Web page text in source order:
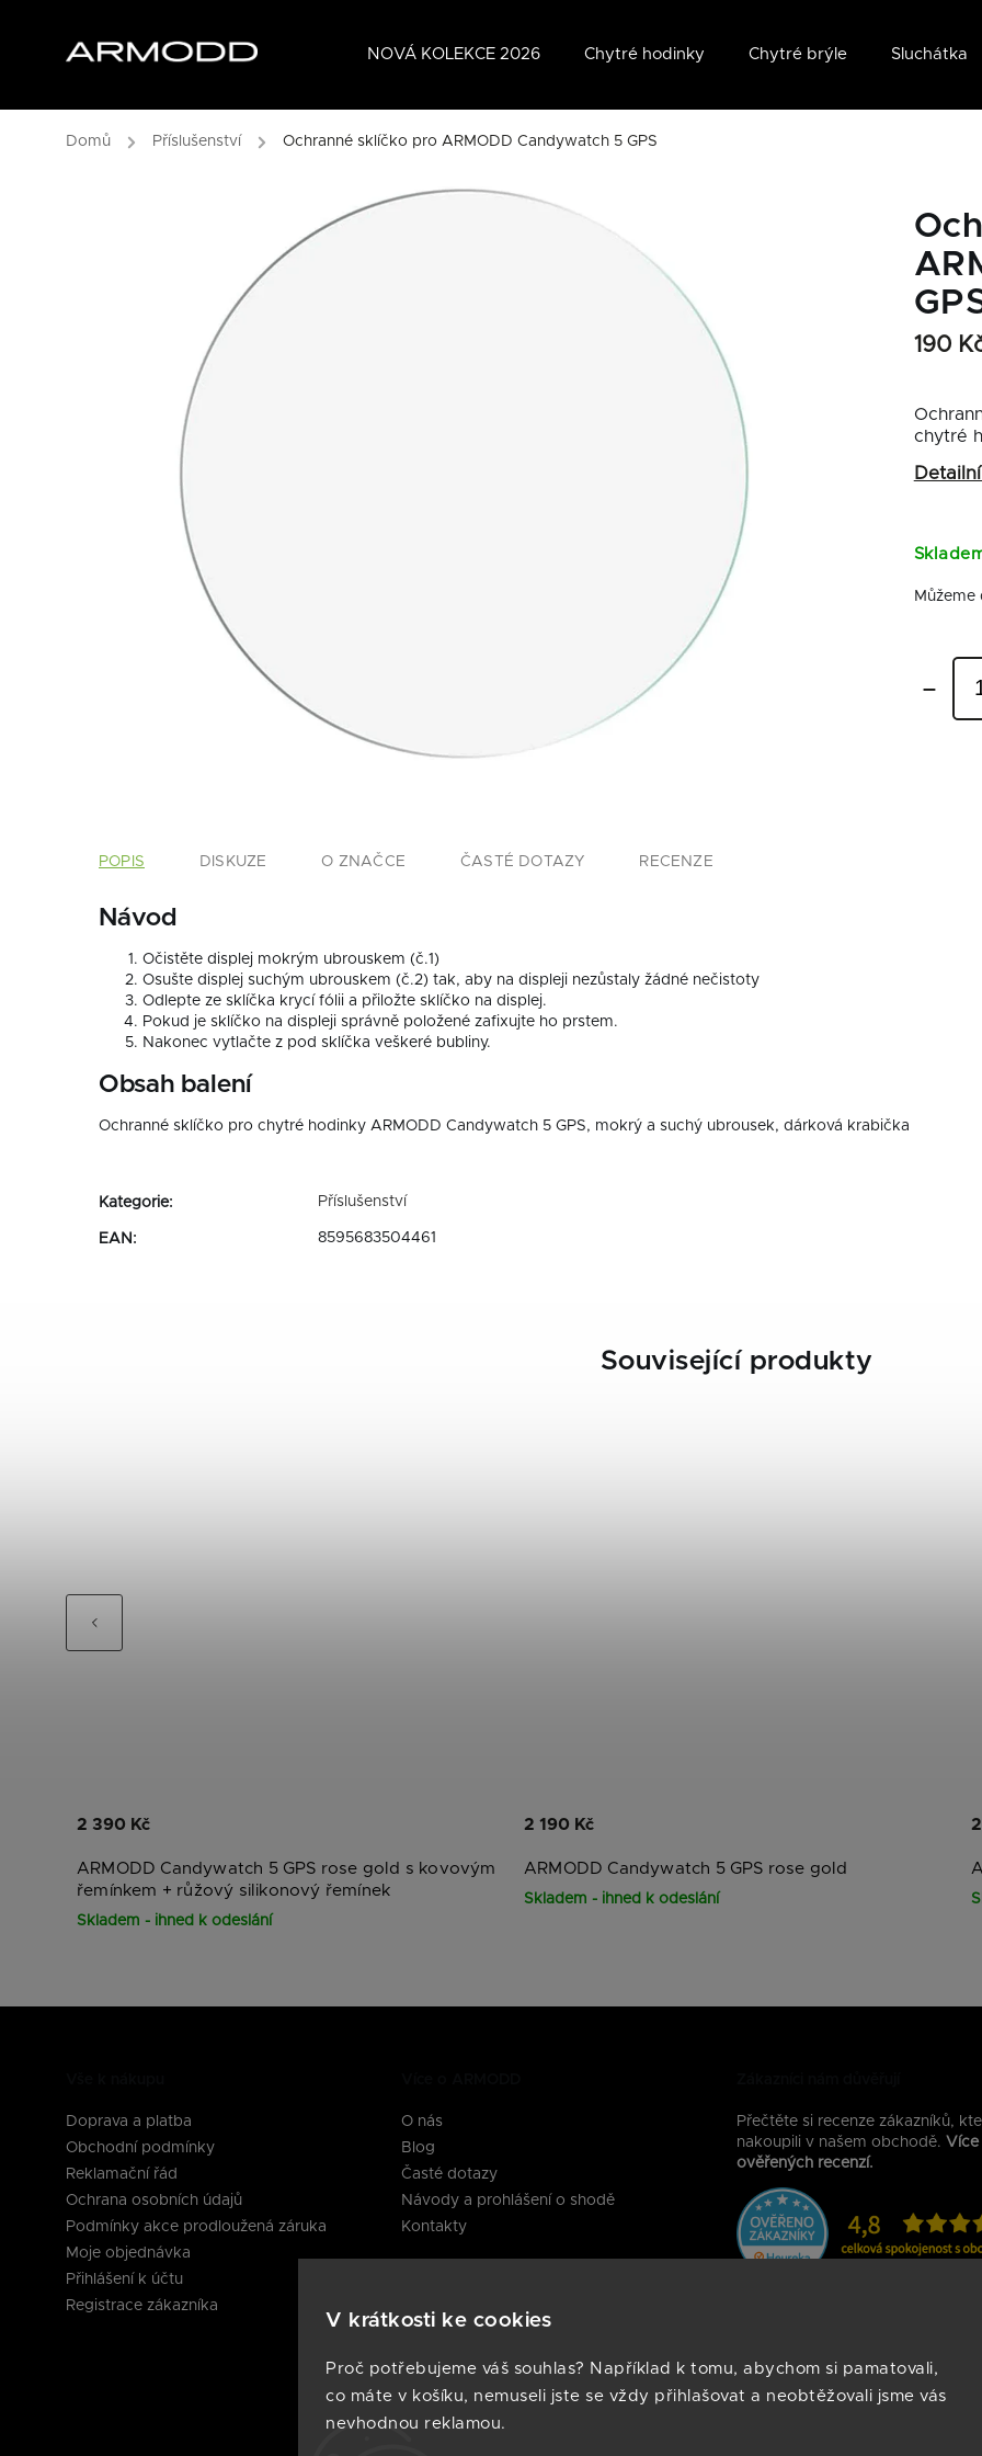
V krátkosti ke cookies
Proč potřebujeme váš souhlas? Například k tomu, abychom si pamatovali,
co máte v košíku, nemuseli jste se vždy přihlašovat a neobtěžovali jsme vás
nevhodnou reklamou.
NOVÁ KOLEKCE 2026 Chytré hodinky Chytré brýle Sluchátka
Domů / Příslušenství / Ochranné sklíčko pro ARMODD Candywatch 5 GPS
190
chytré
Můžeme
POPIS DISKUZE O ZNAČCE ČASTÉ DOTAZY RECENZE
Návod
Očistěte displej mokrým ubrouskem (č.1)
Osušte displej suchým ubrouskem (č.2) tak, aby na displeji nezůstaly žádné nečistoty
Odlepte ze sklíčka krycí fólii a přiložte sklíčko na displej.
Pokud je sklíčko na displeji správně položené zafixujte ho prstem.
Nakonec vytlačte z pod sklíčka veškeré bubliny.
Obsah balení
Ochranné sklíčko pro chytré hodinky ARMODD Candywatch 5 GPS, mokrý a suchý ubrousek, dárková krabička
Kategorie: Příslušenství
EAN : 8595683504461
Související produkty
Previous
ARMODD Candywatch 5 GPS rose gold s kovovým
řemínkem + růžový silikonový řemínek
Skladem - ihned k odeslání
2 390 Kč
ARMODD Candywatch 5 GPS rose gold
Skladem - ihned k odeslání
2 190 Kč
Doprava a platba
Obchodní podmínky
Reklamační řád
Ochrana osobních údajů
Podmínky akce prodloužená záruka
Moje objednávka
Přihlášení k účtu
Registrace zákazníka
O nás
Blog
Časté dotazy
Návody a prohlášení o shodě
Kontakty
Přečtěte si recenze zákazníků,
nakoupili v našem obchodě.
ověřených recenzí.
hodinek? Kontaktujte nás, jsme tu